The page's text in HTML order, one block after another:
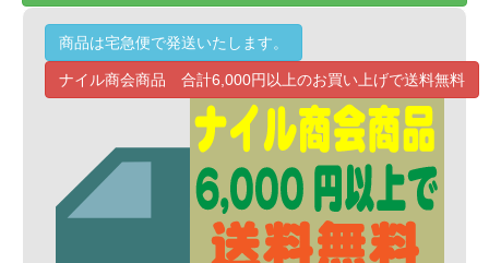
商品は宅急便で発送いたします。
ナイル商会商品 合計6,000円以上のお買い上げで送料無料